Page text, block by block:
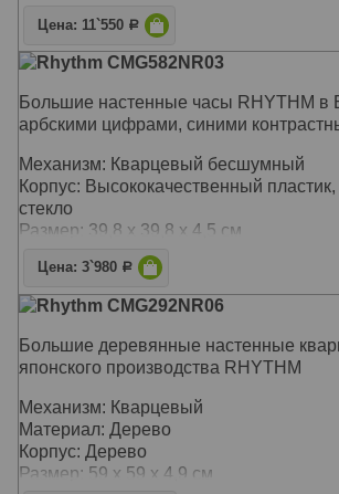
Цена: 11`550 Р
Rhythm CMG582NR03
Большие настенные часы RHYTHM в
арбскими цифрами, синими
Механизм: Кварцевый бесшумный
Корпус: Высококачественный
стекло
Размер: 39,8 х 39,8 х 4,5 см
Цена: 3`980 Р
Rhythm CMG292NR06
Большие деревянные настенные
японского производства RHYTHM
Механизм: Кварцевый
Материал: Дерево
Корпус: Дерево
Размер: 59 х 59 х 4,9 см